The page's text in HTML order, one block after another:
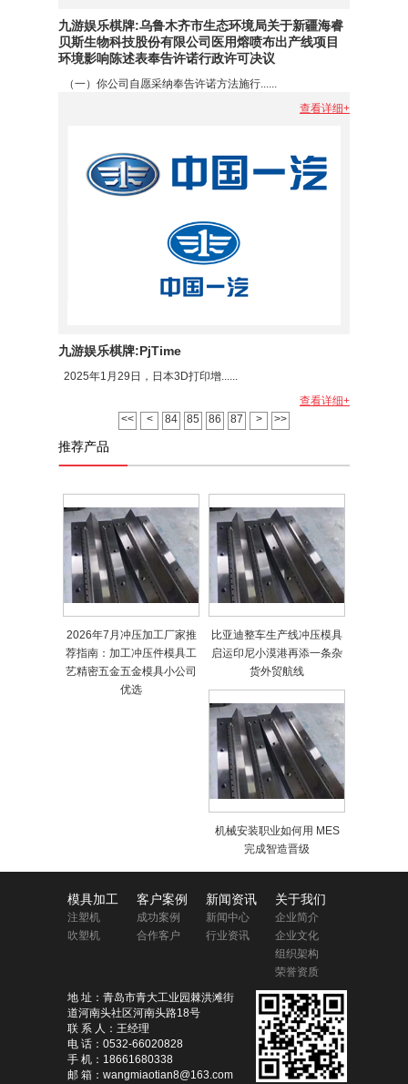
九游娱乐棋牌:乌鲁木齐市生态环境局关于新疆海睿
贝斯生物科技股份有限公司医用熔喷布出产线项目
环境影响陈述表奉告许诺行政许可决议
（一）你公司自愿采纳奉告许诺方法施行......
查看详细+
九游娱乐棋牌:PjTime
2025年1月29日，日本3D打印增......
查看详细+
<<
< 84 85 86 87 > >>
推荐产品
2026年7月冲压加工厂家推
荐指南：加工冲压件模具工
艺精密五金五金模具小公司
优选
比亚迪整车生产线冲压模具
启运印尼小漠港再添一条杂
货外贸航线
机械安装职业如何用 MES
完成智造晋级
模具加工
注塑机
吹塑机
客户案例
成功案例
合作客户
新闻资讯
新闻中心
行业资讯
关于我们
企业简介
企业文化
组织架构
荣誉资质
地 址：青岛市青大工业园棘洪滩街
道河南头社区河南头路18号
联 系 人：王经理
电 话：0532-66020828
手 机：18661680338
邮 箱：wangmiaotian8@163.com